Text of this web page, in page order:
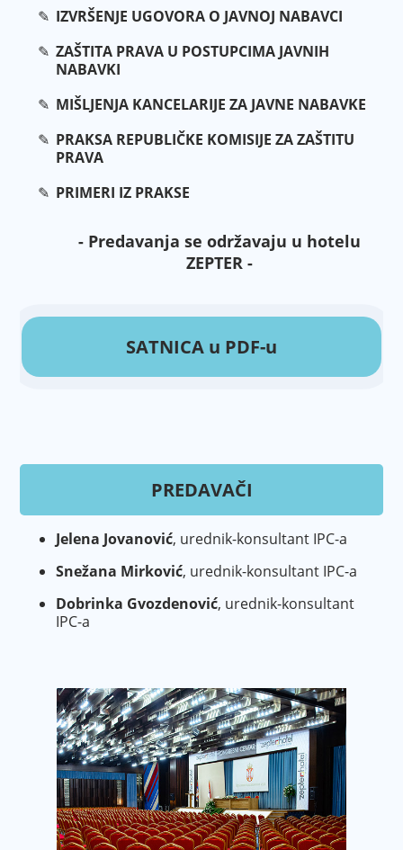
IZVRŠENJE UGOVORA O JAVNOJ NABAVCI
ZAŠTITA PRAVA U POSTUPCIMA JAVNIH
NABAVKI
MIŠLJENJA KANCELARIJE ZA JAVNE NABAVKE
PRAKSA REPUBLIČKE KOMISIJE ZA ZAŠTITU
PRAVA
PRIMERI IZ PRAKSE
- Predavanja se održavaju u hotelu
ZEPTER -
SATNICA u PDF-u
PREDAVAČI
Jelena Jovanović, urednik-konsultant IPC-a
Snežana Mirković, urednik-konsultant IPC-a
Dobrinka Gvozdenović, urednik-konsultant
IPC-a